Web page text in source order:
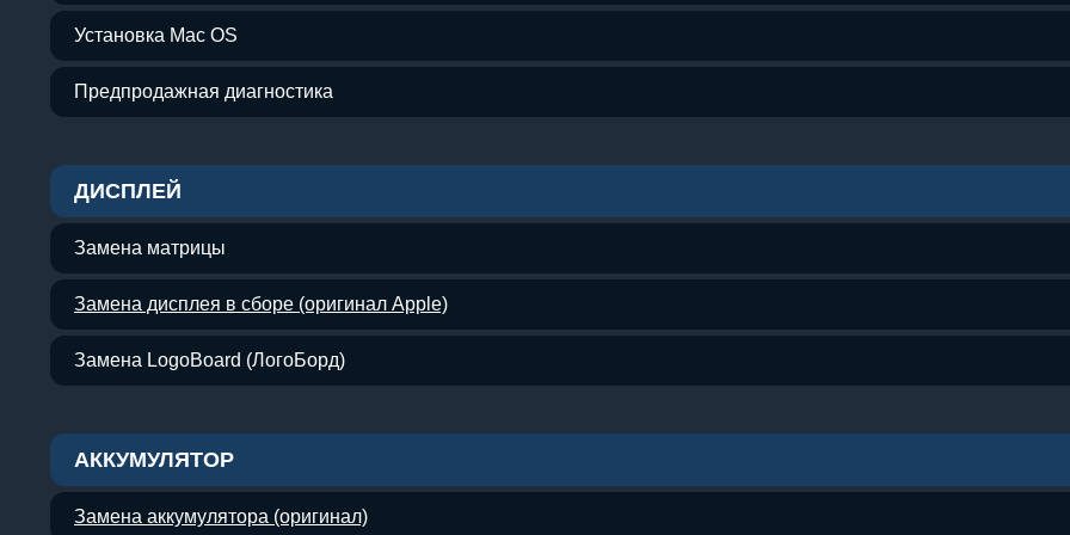
Установка Mac OS
Предпродажная диагностика
ДИСПЛЕЙ
Замена матрицы
Замена дисплея в сборе (оригинал Apple)
Замена LogoBoard (ЛогоБорд)
АККУМУЛЯТОР
Замена аккумулятора (оригинал)